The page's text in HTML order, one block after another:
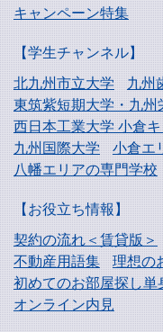
キャンペーン特集
【学生チャンネル】
北九州市立大学
九州
東筑紫短期大学・九州
西日本工業大学小倉
九州国際大学
小倉エ
八幡エリアの専門学校
【お役立ち情報】
契約の流れ＜賃貸版＞
不動産用語集
理想の
初めてのお部屋探し単
オンライン内見